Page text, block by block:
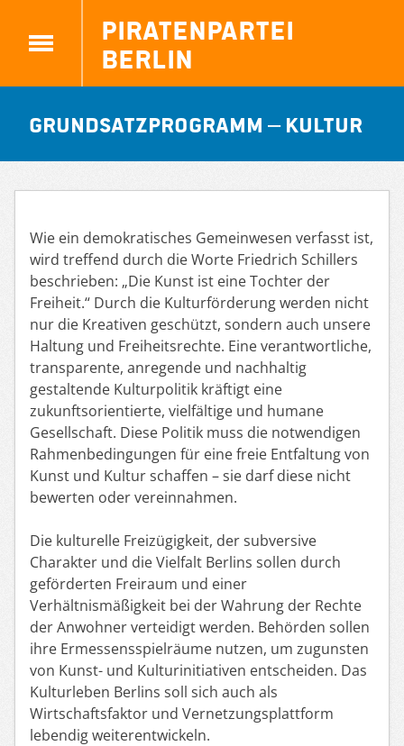
Piratenpartei
Berlin
Grundsatzprogramm – Kultur
Wie ein demokratisches Gemeinwesen verfasst ist,
wird treffend durch die Worte Friedrich Schillers
beschrieben: „Die Kunst ist eine Tochter der
Freiheit.“ Durch die Kulturförderung werden nicht
nur die Kreativen geschützt, sondern auch unsere
Haltung und Freiheitsrechte. Eine verantwortliche,
transparente, anregende und nachhaltig
gestaltende Kulturpolitik kräftigt eine
zukunftsorientierte, vielfältige und humane
Gesellschaft. Diese Politik muss die notwendigen
Rahmenbedingungen für eine freie Entfaltung von
Kunst und Kultur schaffen – sie darf diese nicht
bewerten oder vereinnahmen.
Die kulturelle Freizügigkeit, der subversive
Charakter und die Vielfalt Berlins sollen durch
geförderten Freiraum und einer
Verhältnismäßigkeit bei der Wahrung der Rechte
der Anwohner verteidigt werden. Behörden sollen
ihre Ermessensspielräume nutzen, um zugunsten
von Kunst- und Kulturinitiativen entscheiden. Das
Kulturleben Berlins soll sich auch als
Wirtschaftsfaktor und Vernetzungsplattform
lebendig weiterentwickeln.